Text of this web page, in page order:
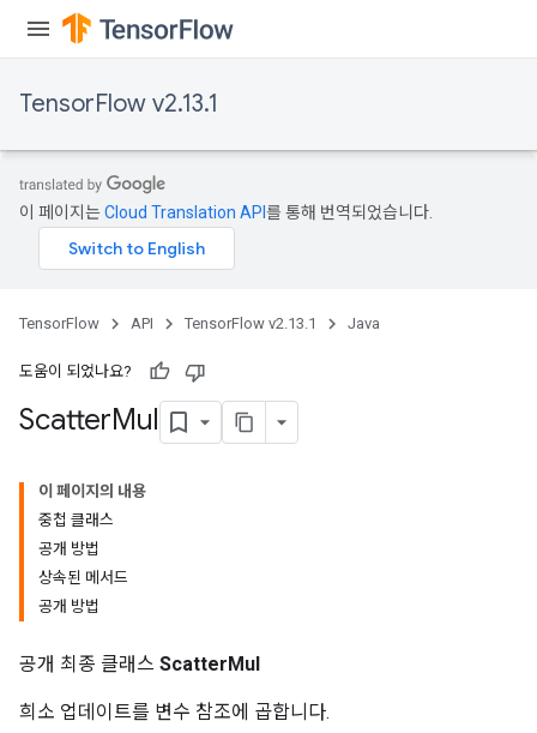
TensorFlow v2.13.1
이 페이지는Cloud Translation API 를 통해 번역되었습니다.
TensorFlow API TensorFlow v2.13.1 Java
도움이 되었나요?
ScatterMul
이 페이지의 내용
중첩 클래스
공개 방법
상속된 메서드
공개 방법
공개 최종 클래스 ScatterMul
희소 업데이트를 변수 참조에 곱합니다.